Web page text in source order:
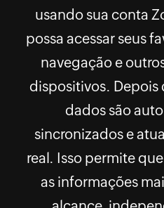
usando sua conta
possa acessar seus
navegação e
dispositivos. Depois
dados são
sincronizados e
real. Isso permite
as informações